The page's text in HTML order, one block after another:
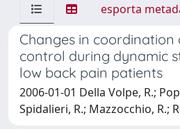
esporta
Changes in coordination
control during dynamic
low back pain patients
2006-01-01 Della Volpe, R.;
Spidalieri, R.; Mazzocchio, R.;